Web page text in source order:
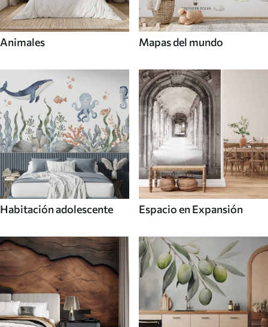
Animales Mapas del mundo
Habitación adolescente Espacio en Expansión